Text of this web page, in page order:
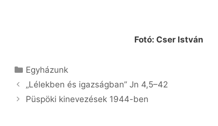
Fotó: Cser István
Kategória
Egyházunk
„Lélekben és igazságban” Jn 4,5–42
Püspöki kinevezések 1944-ben